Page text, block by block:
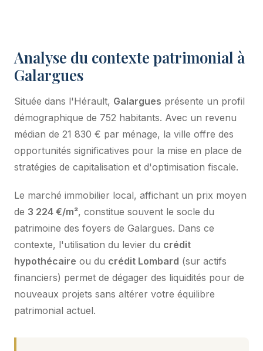
Analyse du contexte patrimonial à
Galargues
Située dans l'Hérault, Galargues présente un profil
démographique de 752 habitants. Avec un revenu
médian de 21 830 € par ménage, la ville offre des
opportunités significatives pour la mise en place de
stratégies de capitalisation et d'optimisation fiscale.
Le marché immobilier local, affichant un prix moyen
de 3 224 €/m², constitue souvent le socle du
patrimoine des foyers de Galargues. Dans ce
contexte, l'utilisation du levier du crédit
hypothécaire ou du crédit Lombard (sur actifs
financiers) permet de dégager des liquidités pour de
nouveaux projets sans altérer votre équilibre
patrimonial actuel.